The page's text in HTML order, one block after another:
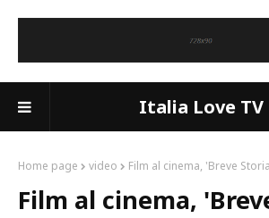
Italia Love TV
Home page video Film al cinema, 'Breve
Film al cinema,